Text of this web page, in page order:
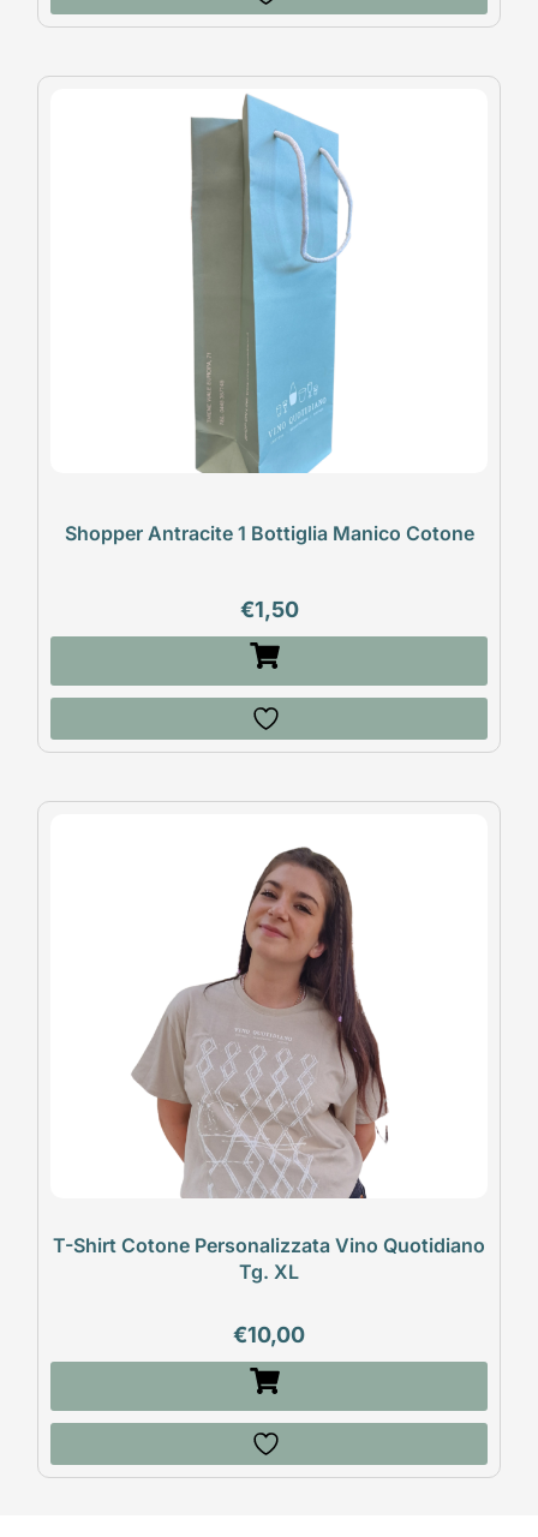
Shopper Antracite 1 Bottiglia Manico Cotone
€1,50
T-Shirt Cotone Personalizzata Vino Quotidiano
Tg. XL
€10,00